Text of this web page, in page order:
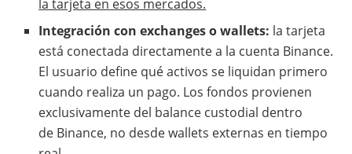
la tarjeta en esos mercados.
Integración con exchanges o wallets: la tarjeta
está conectada directamente a la cuenta Binance.
El usuario define qué activos se liquidan primero
cuando realiza un pago. Los fondos provienen
exclusivamente del balance custodial dentro
de Binance, no desde wallets externas en tiempo